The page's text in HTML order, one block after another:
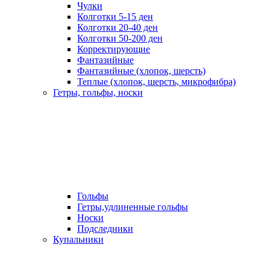
Чулки
Колготки 5-15 ден
Колготки 20-40 ден
Колготки 50-200 ден
Корректирующие
Фантазийные
Фантазийные (хлопок, шерсть)
Теплые (хлопок, шерсть, микрофибра)
Гетры, гольфы, носки
Гольфы
Гетры,удлиненные гольфы
Носки
Подследники
Купальники